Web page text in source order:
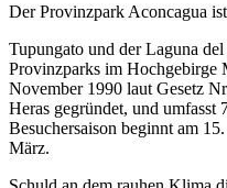
Der Provinzpark Aconcagua
Tupungato und der Laguna
Provinzparks im Hochgebirge
November 1990 laut Gesetz
Heras gegründet, und
Besuchersaison beginnt am
März.